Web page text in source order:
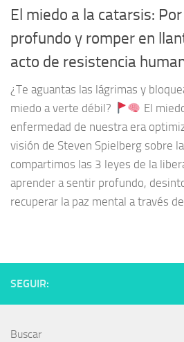
El miedo a la catarsis:
profundo y romper en
acto de resistencia
¿Te aguantas las lágrimas y
miedo a verte débil?
El
enfermedad de nuestra era
visión de Steven Spielberg sobre
compartimos las 3 leyes de la
aprender a sentir profundo,
recuperar la paz mental a través
SEGUIR:
Buscar